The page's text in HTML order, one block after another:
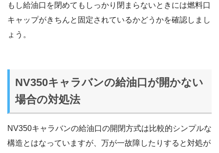
もし給油口を閉めてもしっかり閉まらないときには燃料口
キャップがきちんと固定されているかどうかを確認しまし
ょう。
NV350キャラバンの給油口が開かない
場合の対処法
NV350キャラバンの給油口の開閉方式は比較的シンプルな
構造とはなっていますが、万が一故障したりすると対処が